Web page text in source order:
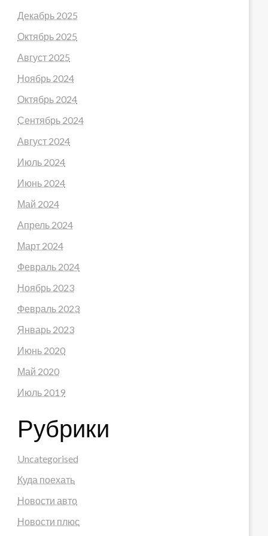
Декабрь 2025
Октябрь 2025
Август 2025
Ноябрь 2024
Октябрь 2024
Сентябрь 2024
Август 2024
Июль 2024
Июнь 2024
Май 2024
Апрель 2024
Март 2024
Февраль 2024
Ноябрь 2023
Февраль 2023
Январь 2023
Июнь 2020
Май 2020
Июль 2019
Рубрики
Uncategorised
Куда поехать
Новости авто
Новости плюс